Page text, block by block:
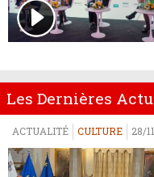
Les Dernières
ACTUALITÉ CULTURE 28/